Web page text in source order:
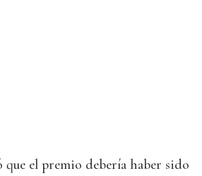
el premio debería haber sido